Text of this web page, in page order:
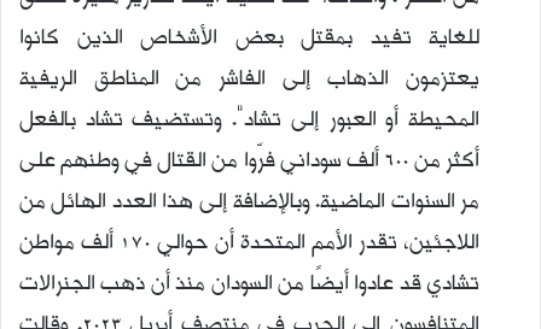
للغاية تفيد بمقتل بعض الأشخاص الذين كانوا
يعتزمون الذهاب إلى الفاشر من المناطق الريفية
المحيطة أو العبور إلى تشاد”. وتستضيف تشاد بالفعل
أكثر من 600 ألف سوداني فرّوا من القتال في وطنهم على
مر السنوات الماضية. وبالإضافة إلى هذا العدد الهائل من
اللاجئين، تقدر الأمم المتحدة أن حوالي 170 ألف مواطن
تشادي قد عادوا أيضًا من السودان منذ أن ذهب الجنرالات